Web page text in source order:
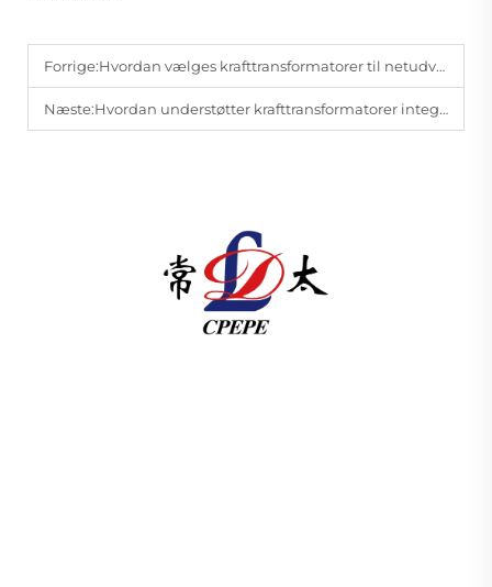
Forrige:Hvordan vælges krafttransformatorer til netudvidelsesprojekter?
Næste:Hvordan understøtter krafttransformatorer integration af vedvarende energi?